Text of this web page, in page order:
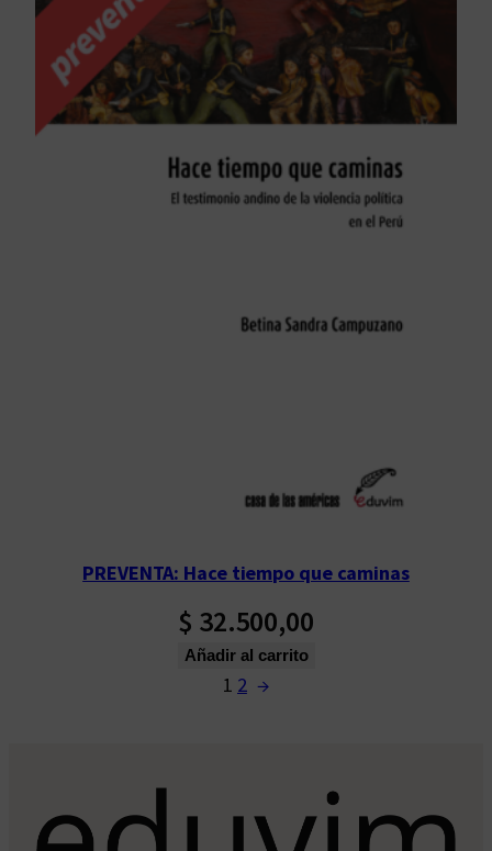
PREVENTA: Hace tiempo que caminas
$ 32.500,00
Añadir al carrito
1 2 →